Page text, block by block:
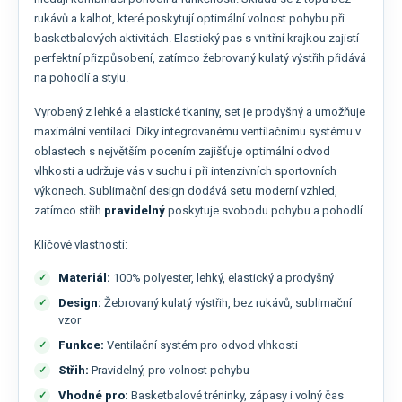
rukávů a kalhot, které poskytují optimální volnost pohybu při
basketbalových aktivitách. Elastický pas s vnitřní krajkou zajistí
perfektní přizpůsobení, zatímco žebrovaný kulatý výstřih přidává
na pohodlí a stylu.
Vyrobený z lehké a elastické tkaniny, set je prodyšný a umožňuje
maximální ventilaci. Díky integrovanému ventilačnímu systému v
oblastech s největším pocením zajišťuje optimální odvod
vlhkosti a udržuje vás v suchu i při intenzivních sportovních
výkonech. Sublimační design dodává setu moderní vzhled,
zatímco střih pravidelný poskytuje svobodu pohybu a pohodlí.
Klíčové vlastnosti:
Materiál: 100% polyester, lehký, elastický a prodyšný
Design: Žebrovaný kulatý výstřih, bez rukávů, sublimační
vzor
Funkce: Ventilační systém pro odvod vlhkosti
Střih: Pravidelný, pro volnost pohybu
Vhodné pro: Basketbalové tréninky, zápasy i volný čas